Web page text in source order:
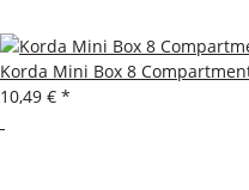
Korda Mini Box 8
10,49 € *